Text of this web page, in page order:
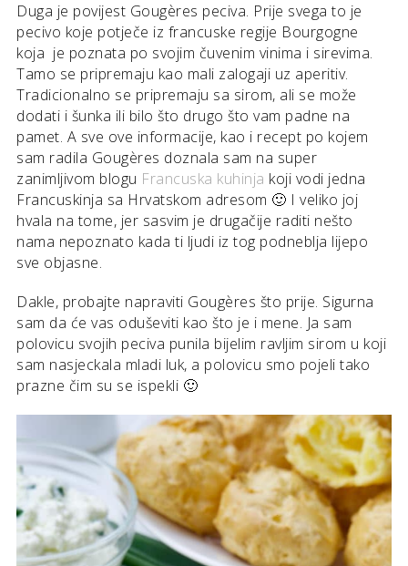
Duga je povijest Gougères peciva. Prije svega to je
pecivo koje potječe iz francuske regije Bourgogne
koja je poznata po svojim čuvenim vinima i sirevima.
Tamo se pripremaju kao mali zalogaji uz aperitiv.
Tradicionalno se pripremaju sa sirom, ali se može
dodati i šunka ili bilo što drugo što vam padne na
pamet. A sve ove informacije, kao i recept po kojem
sam radila Gougères doznala sam na super
zanimljivom blogu Francuska kuhinja koji vodi jedna
Francuskinja sa Hrvatskom adresom 🙂 I veliko joj
hvala na tome, jer sasvim je drugačije raditi nešto
nama nepoznato kada ti ljudi iz tog podneblja lijepo
sve objasne.
Dakle, probajte napraviti Gougères što prije. Sigurna
sam da će vas oduševiti kao što je i mene. Ja sam
polovicu svojih peciva punila bijelim ravljim sirom u koji
sam nasjeckala mladi luk, a polovicu smo pojeli tako
prazne čim su se ispekli 🙂